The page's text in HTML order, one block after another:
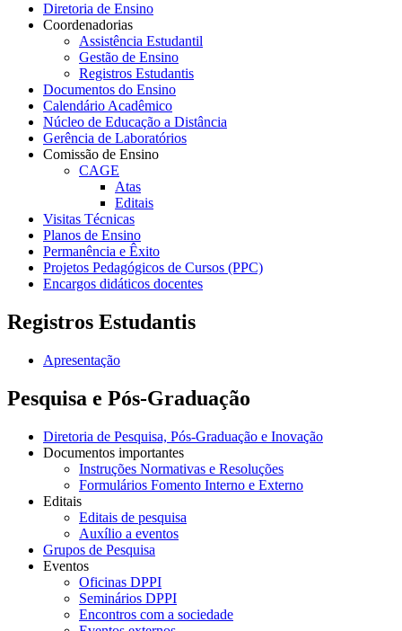
Diretoria de Ensino
Coordenadorias
Assistência Estudantil
Gestão de Ensino
Registros Estudantis
Documentos do Ensino
Calendário Acadêmico
Núcleo de Educação a Distância
Gerência de Laboratórios
Comissão de Ensino
CAGE
Atas
Editais
Visitas Técnicas
Planos de Ensino
Permanência e Êxito
Projetos Pedagógicos de Cursos (PPC)
Encargos didáticos docentes
Registros Estudantis
Apresentação
Pesquisa e Pós-Graduação
Diretoria de Pesquisa, Pós-Graduação e Inovação
Documentos importantes
Instruções Normativas e Resoluções
Formulários Fomento Interno e Externo
Editais
Editais de pesquisa
Auxílio a eventos
Grupos de Pesquisa
Eventos
Oficinas DPPI
Seminários DPPI
Encontros com a sociedade